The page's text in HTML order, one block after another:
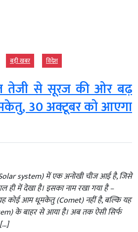
बड़ी खबर विदेश
तेजी से सूरज की ओर बढ़
30 अक्टूबर को आएगा
system) में एक अनोखी चीज आई है, जिसे
ही में देखा है। इसका नाम रखा गया है –
कोई आम धूमकेतु (Comet) नहीं है, बल्कि यह
के बाहर से आया है। अब तक ऐसी सिर्फ